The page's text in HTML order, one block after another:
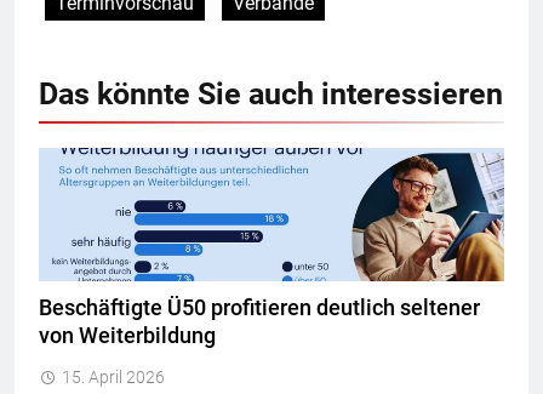
Das könnte Sie auch interessieren
Beschäftigte Ü50 profitieren deutlich seltener
von Weiterbildung
15. April 2026